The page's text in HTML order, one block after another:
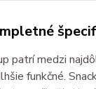
patrí medzi
funkčné.